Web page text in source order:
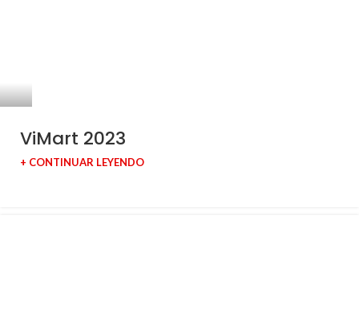
ViMart 2023
+ CONTINUAR LEYENDO